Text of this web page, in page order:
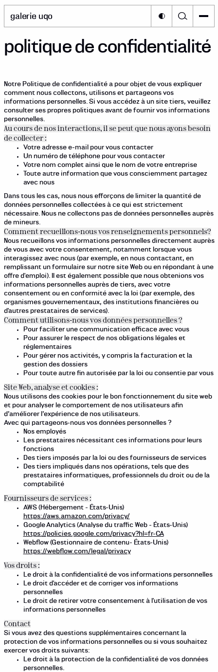
galerie uqo
politique de confidentialité
Notre Politique de confidentialité a pour objet de vous expliquer
comment nous collectons, utilisons et partageons vos
informations personnelles. Si vous accédez à un site tiers, veuillez
consulter ses propres politiques avant de fournir vos informations
personnelles.
Au cours de nos interactions, il se peut que nous ayons besoin
de collecter :
Votre adresse e-mail pour vous contacter
Un numéro de téléphone pour vous contacter
Votre nom complet ainsi que le nom de votre entreprise
Toute autre information que vous consciemment partagez
avec nous
Dans tous les cas, nous nous efforçons de limiter la quantité de
données personnelles collectées à ce qui est strictement
nécessaire. Nous ne collectons pas de données personnelles auprès
de mineurs.
Comment recueillons-nous vos renseignements personnels?
Nous recueillons vos informations personnelles directement auprès
de vous avec votre consentement, notamment lorsque vous
interagissez avec nous (par exemple, en nous contactant, en
remplissant un formulaire sur notre site Web ou en répondant à une
offre d'emploi). Il est également possible que nous obtenions vos
informations personnelles auprès de tiers, avec votre
consentement ou en conformité avec la loi (par exemple, des
organismes gouvernementaux, des institutions financières ou
d'autres prestataires de services).
Comment utilisons-nous vos données personnelles ?
Pour faciliter une communication efficace avec vous
Pour assurer le respect de nos obligations légales et
réglementaires
Pour gérer nos activités, y compris la facturation et la
gestion des dossiers
Pour toute autre fin autorisée par la loi ou consentie par vous
Site Web, analyse et cookies :
Nous utilisons des cookies pour le bon fonctionnement du site web
et pour analyser le comportement de nos utilisateurs afin
d’améliorer l’expérience de nos utilisateurs.
Avec qui partageons-nous vos données personnelles ?
Nos employés
Les prestataires nécessitant ces informations pour leurs
fonctions
Des tiers imposés par la loi ou des fournisseurs de services
Des tiers impliqués dans nos opérations, tels que des
prestataires informatiques, professionnels du droit ou de la
comptabilité
Fournisseurs de services :
AWS (Hébergement - États-Unis)
https://aws.amazon.com/privacy/
Google Analytics (Analyse du traffic Web - États-Unis)
https://policies.google.com/privacy?hl=fr-CA
Webflow (Gestionnaire de contenu- États-Unis)
https://webflow.com/legal/privacy
Vos droits :
Le droit à la confidentialité de vos informations personnelles
Le droit d'accéder et de corriger vos informations
personnelles
Le droit de retirer votre consentement à l'utilisation de vos
informations personnelles
Contact
Si vous avez des questions supplémentaires concernant la
protection de vos informations personnelles ou si vous souhaitez
exercer vos droits suivants:
Le droit à la protection de la confidentialité de vos données
personnelles.